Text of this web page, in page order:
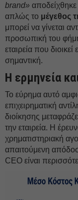
brand»
απλώς το μέγεθος
μπορεί να γίνεται
προσωπική του φήμη
εταιρεία που
σημαντική.
Η ερμηνεία
Το εύρημα αυτό
επιχειρηματική
διοίκησης
την εταιρεία. Η
χρηματιστηριακή
απαιτούμενη
CEO είναι